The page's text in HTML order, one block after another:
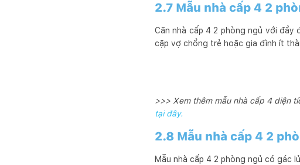
2.7 Mẫu nhà cấp 4 2
Căn nhà cấp 4 2 phòng ngủ với đầy
cặp vợ chồng trẻ hoặc gia đình ít
>>> Xem thêm mẫu nhà cấp 4 diện
tại đây.
2.8 Mẫu nhà cấp 4 2
Mẫu nhà cấp 4 2 phòng ngủ có gác